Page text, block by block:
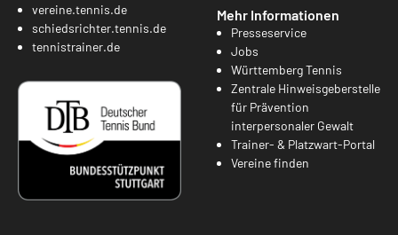
vereine.tennis.de
schiedsrichter.tennis.de
tennistrainer.de
Mehr Informationen
Presseservice
Jobs
Württemberg Tennis
Zentrale Hinweisgeberstelle
für Prävention
interpersonaler Gewalt
Trainer- & Platzwart-Portal
Vereine finden